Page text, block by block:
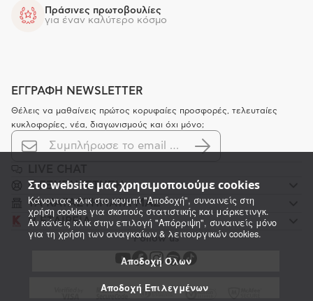
Στο website μας χρησιμοποιούμε cookies
Κάνοντας κλικ στο κουμπί "Αποδοχή", συναινείς στη
χρήση cookies για σκοπούς στατιστικής και μάρκετινγκ.
Αν κάνεις κλικ στην επιλογή "Απόρριψη", συναινείς μόνο
για τη χρήση των αναγκαίων & λειτουργικών cookies.
Αποδοχή Όλων
Αποδοχή Επιλεγμένων
Πράσινες πρωτοβουλίες
για έναν καλύτερο κόσμο
ΕΓΓΡΑΦΗ NEWSLETTER
Θέλεις να μαθαίνεις πρώτος κορυφαίες προσφορές, τελευταίες
κυκλοφορίες, νέα, διαγωνισμούς και όχι μόνο;
K ΕΞΥΠΗΡΕΤΗΣΗ
ΤΑ ΚΑΤΑΣΤΗΜΑΤΑ ΜΑΣ
Η ΕΤΑΙΡΕΙΑ
Follow us